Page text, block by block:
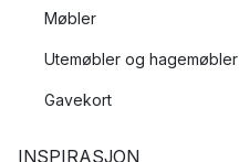
Møbler
Utemøbler og hagemøbler
Gavekort
INSPIRASJON